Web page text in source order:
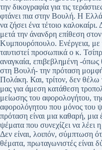
την δικογραφία για τις
φτάνει πια στην Βουλή. Η
να ζήσει ένα τέτοιο
μετά την άνανδρη επίθεση
Κυμπουρόπουλο. Ενέργεια, με
ταυτιστεί προσωπικά ο κ.
αναγκαία, επιβεβλημένη -
στη Βουλή- την πρόταση
Πολάκη. Και, τρίτον, δεν θέλω
μας για άμεση κατάθεση
μείωσης του αφορολογήτου,
αφορολόγητου που μόνος
πρόταση είναι μια καθαρή, μια
ψέματα που συνεχίζει να λέει
Δεν είναι, λοιπόν, σύμπτωση
θέματα, πρωταγωνιστές είναι